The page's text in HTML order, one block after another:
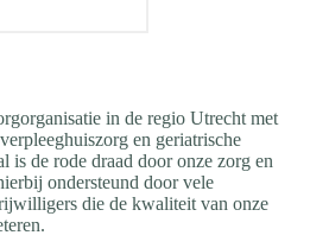
in de regio Utrecht met
en geriatrische
is de rode draad door onze zorg en
ondersteund door vele
die de kwaliteit van onze